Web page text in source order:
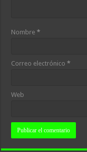
Nombre*
Correo electrónico*
Web